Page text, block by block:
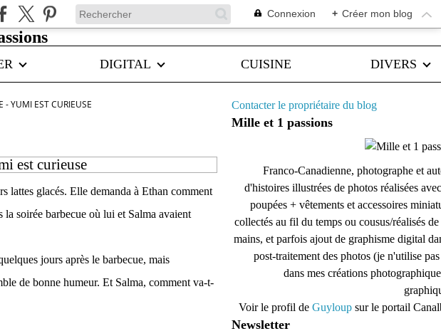
Connexion + Créer mon blog
DIGITAL CUISINE DIVERS
- YUMI EST CURIEUSE
est curieuse
lattes glacés. Elle demanda à Ethan comment
soirée barbecue où lui et Salma avaient
jours après le barbecue, mais
de bonne humeur. Et Salma, comment va-t-
Contacter le propriétaire du blog
Mille et 1 passions
Franco-Canadienne, photographe et
d'histoires illustrées de photos réalisées
poupées + vêtements et accessoires
collectés au fil du temps ou cousus/réalisés de
mains, et parfois ajout de graphisme digital
post-traitement des photos (je n'utilise
dans mes créations
Voir le profil de Guyloup sur le portail
Newsletter